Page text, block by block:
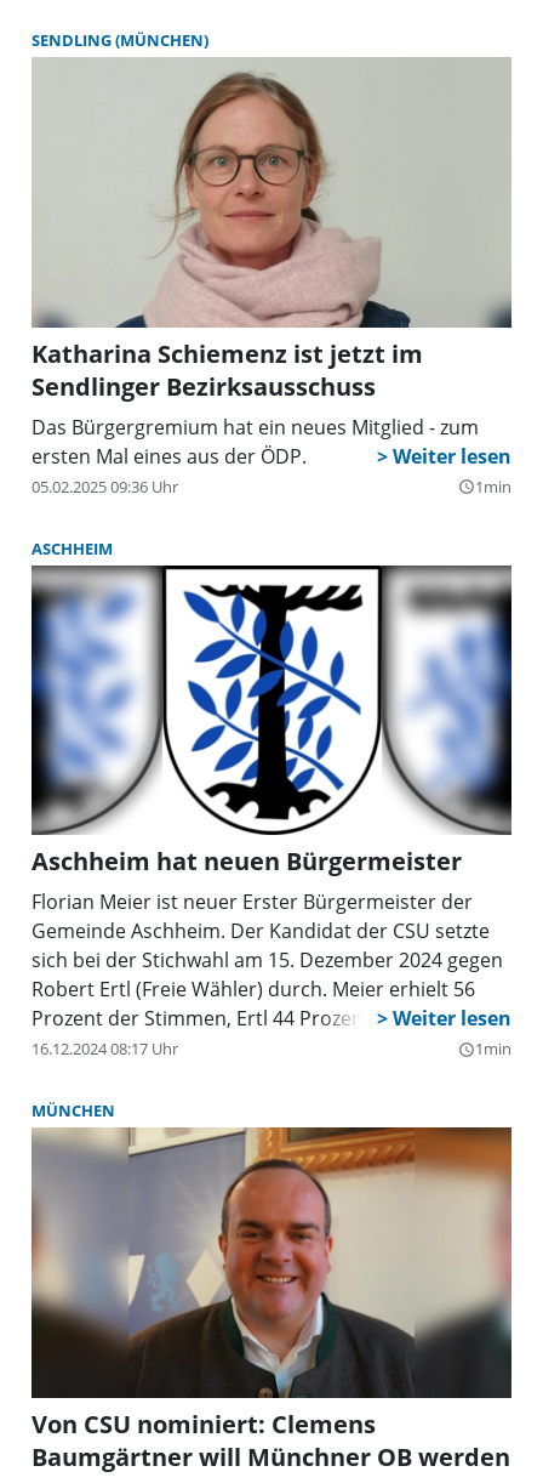
SENDLING (MÜNCHEN)
Katharina Schiemenz ist jetzt im
Sendlinger Bezirksausschuss
Das Bürgergremium hat ein neues Mitglied - zum
ersten Mal eines aus der ÖDP.
05.02.2025 09:36 Uhr query_builder1min
ASCHHEIM
Aschheim hat neuen Bürgermeister
Florian Meier ist neuer Erster Bürgermeister der
Gemeinde Aschheim. Der Kandidat der CSU setzte
sich bei der Stichwahl am 15. Dezember 2024 gegen
Robert Ertl (Freie Wähler) durch. Meier erhielt 56
Prozent der Stimmen, Ertl 44 Prozent. Die
Wahlbeteiligung lag nach Angaben der Gemeinde
16.12.2024 08:17 Uhr query_builder1min
MÜNCHEN
Von CSU nominiert: Clemens
Baumgärtner will Münchner OB werden